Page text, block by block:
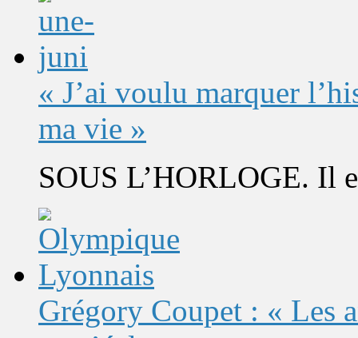
« J’ai voulu marquer
ma vie »
SOUS L’HORLOGE. Il
Grégory Coupet : « Les